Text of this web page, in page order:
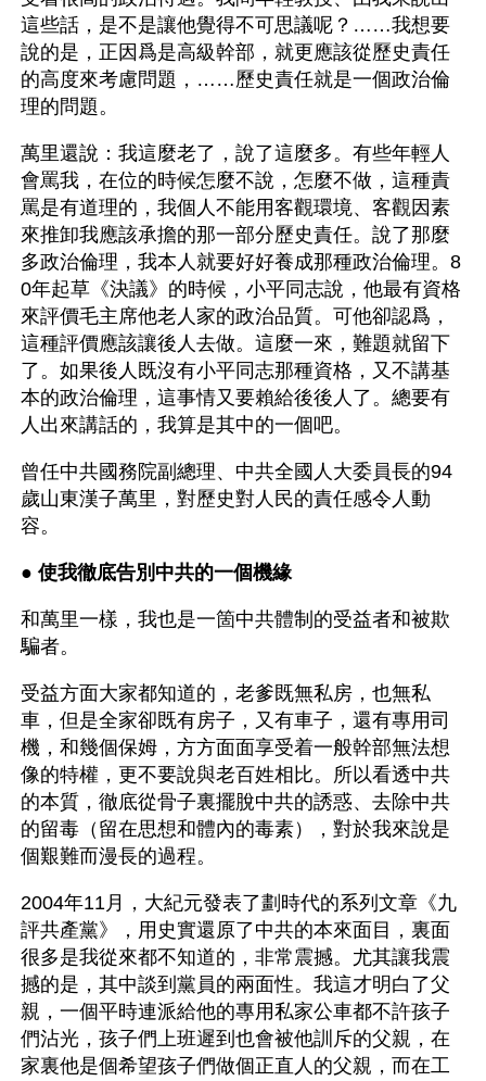
這些話，是不是讓他覺得不可思議呢？……我想要
說的是，正因爲是高級幹部，就更應該從歷史責任
的高度來考慮問題，……歷史責任就是一個政治倫
理的問題。
萬里還說：我這麼老了，說了這麼多。有些年輕人
會罵我，在位的時候怎麼不說，怎麼不做，這種責
罵是有道理的，我個人不能用客觀環境、客觀因素
來推卸我應該承擔的那一部分歷史責任。說了那麼
多政治倫理，我本人就要好好養成那種政治倫理。8
0年起草《決議》的時候，小平同志說，他最有資格
來評價毛主席他老人家的政治品質。可他卻認爲，
這種評價應該讓後人去做。這麼一來，難題就留下
了。如果後人既沒有小平同志那種資格，又不講基
本的政治倫理，這事情又要賴給後後人了。總要有
人出來講話的，我算是其中的一個吧。
曾任中共國務院副總理、中共全國人大委員長的94
歲山東漢子萬里，對歷史對人民的責任感令人動
容。
● 使我徹底告別中共的一個機緣
和萬里一樣，我也是一箇中共體制的受益者和被欺
騙者。
受益方面大家都知道的，老爹既無私房，也無私
車，但是全家卻既有房子，又有車子，還有專用司
機，和幾個保姆，方方面面享受着一般幹部無法想
像的特權，更不要說與老百姓相比。所以看透中共
的本質，徹底從骨子裏擺脫中共的誘惑、去除中共
的留毒（留在思想和體內的毒素），對於我來說是
個艱難而漫長的過程。
2004年11月，大紀元發表了劃時代的系列文章《九
評共產黨》，用史實還原了中共的本來面目，裏面
很多是我從來都不知道的，非常震撼。尤其讓我震
撼的是，其中談到黨員的兩面性。我這才明白了父
親，一個平時連派給他的專用私家公車都不許孩子
們沾光，孩子們上班遲到也會被他訓斥的父親，在
家裏他是個希望孩子們做個正直人的父親，而在工